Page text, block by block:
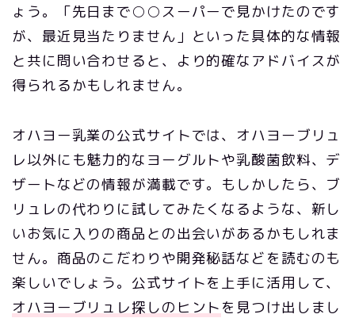
ょう。「先日まで○○スーパーで見かけたのです
が、最近見当たりません」といった具体的な情報
と共に問い合わせると、より的確なアドバイスが
得られるかもしれません。
オハヨー乳業の公式サイトでは、オハヨーブリュ
レ以外にも魅力的なヨーグルトや乳酸菌飲料、デ
ザートなどの情報が満載です。もしかしたら、ブ
リュレの代わりに試してみたくなるような、新し
いお気に入りの商品との出会いがあるかもしれま
せん。商品のこだわりや開発秘話などを読むのも
楽しいでしょう。公式サイトを上手に活用して、
オハヨーブリュレ探しのヒント を見つけ出しまし